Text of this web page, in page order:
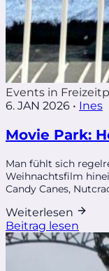
Events in
6. JAN 2026 • Ines
Movie Park:
Man fühlt sich
Weihnachtsfilm
Candy Canes,
Weiterlesen
Beitrag lesen